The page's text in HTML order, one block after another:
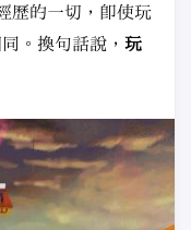
歷的一切，即使玩
。換句話說， 玩